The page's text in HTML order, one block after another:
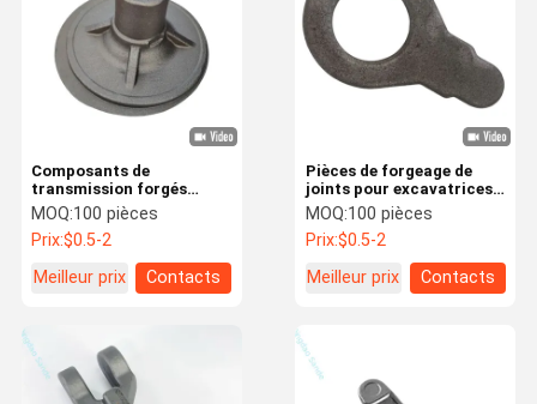
Pièces de forgeage de
joints pour excavatrices
en acier au carbone forgé
sur mesure
MOQ:100 pièces
Prix:$0.5-2
Meilleur prix
Contacts
Composants de
transmission forgés
durables pour les
applications dans
l'automobile et les
équipements lourds
MOQ:100 pièces
Prix:$0.5-2
Meilleur prix
Contacts